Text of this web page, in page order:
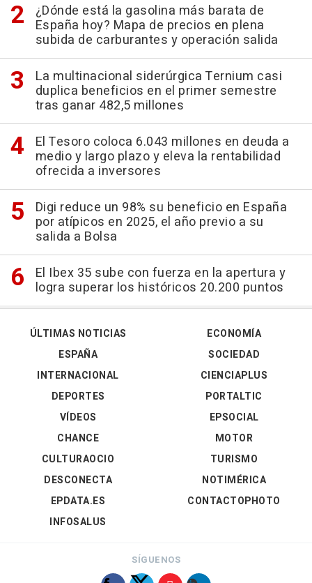
¿Dónde está la gasolina más barata de
España hoy? Mapa de precios en plena
subida de carburantes y operación salida
La multinacional siderúrgica Ternium casi
duplica beneficios en el primer semestre
tras ganar 482,5 millones
El Tesoro coloca 6.043 millones en deuda a
medio y largo plazo y eleva la rentabilidad
ofrecida a inversores
Digi reduce un 98% su beneficio en España
por atípicos en 2025, el año previo a su
salida a Bolsa
El Ibex 35 sube con fuerza en la apertura y
logra superar los históricos 20.200 puntos
ÚLTIMAS NOTICIAS
ESPAÑA
INTERNACIONAL
DEPORTES
VÍDEOS
ECONOMÍA
SOCIEDAD
CIENCIAPLUS
PORTALTIC
EPSOCIAL
CHANCE
CULTURAOCIO
DESCONECTA
EPDATA.ES
INFOSALUS
MOTOR
TURISMO
NOTIMÉRICA
CONTACTOPHOTO
SÍGUENOS